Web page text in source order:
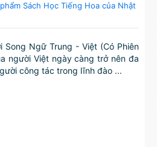
Sách Học Tiếng Hoa của Nhật
Song Ngữ Trung - Việt (Có Phiên
người Việt ngày càng trở nên đa
công tác trong lĩnh đào ...